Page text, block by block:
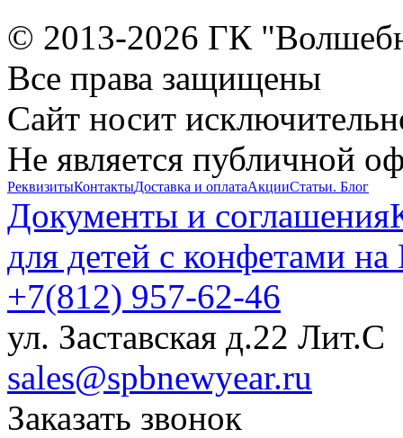
© 2013-2026 ГК
Все права защищены
Сайт носит
Не является публичной
РеквизитыКонтактыДоставка и оплатаАкцииСтатьи. Блог
Документы и соглашения
для детей с конфетами
+7(812) 957-62-46
ул. Заставская д.22 Лит.С
sales@spbnewyear.ru
Заказать звонок